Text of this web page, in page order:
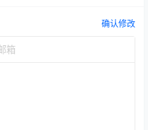
确认修改